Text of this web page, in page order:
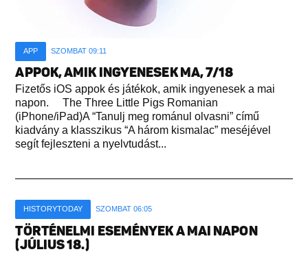
APP SZOMBAT 09:11
APPOK, AMIK INGYENESEK MA, 7/18
Fizetős iOS appok és játékok, amik ingyenesek a mai
napon. The Three Little Pigs Romanian
(iPhone/iPad)A “Tanulj meg románul olvasni” című
kiadvány a klasszikus “A három kismalac” meséjével
segít fejleszteni a nyelvtudást...
HISTORYTODAY SZOMBAT 06:05
TÖRTÉNELMI ESEMÉNYEK A MAI NAPON
(JÚLIUS 18.)